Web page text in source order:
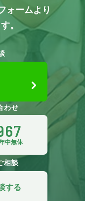
ォームより
。
わせ
中無休
相談
する